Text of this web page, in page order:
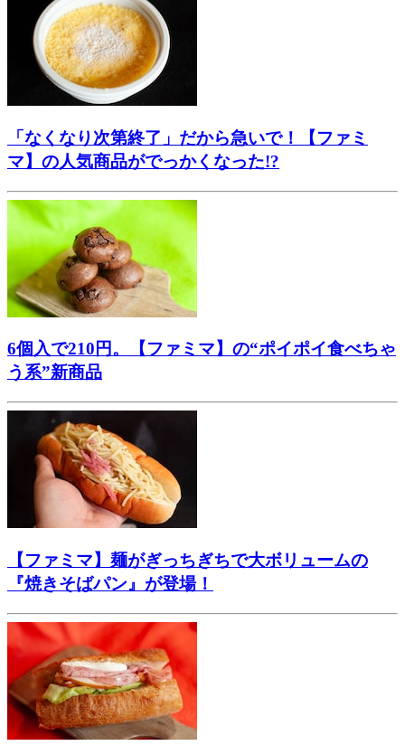
「なくなり次第終了」だから急いで！【ファミ
マ】の人気商品がでっかくなった!?
6個入で210円。【ファミマ】の“ポイポイ食べちゃ
う系”新商品
【ファミマ】麺がぎっちぎちで大ボリュームの
『焼きそばパン』が登場！